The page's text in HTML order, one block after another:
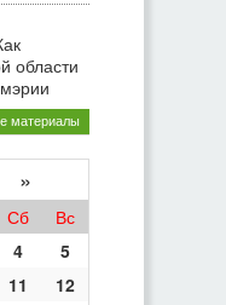
области
материалы
»
Сб
Вс
4
5
11
12